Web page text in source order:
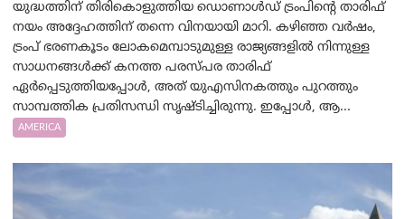
യുദ്ധത്തിന് തിരികൊളുത്തിയ ഡൊണാൾഡ് ട്രംപിന്റെ താരിഫ്
നയം അദ്ദേഹത്തിന് തന്നെ വിനയായി മാറി. കഴിഞ്ഞ വർഷം,
ട്രംപ് ഭരണകൂടം ലോകമെമ്പാടുമുള്ള രാജ്യങ്ങളിൽ നിന്നുള്ള
സാധനങ്ങൾക്ക് കനത്ത പരസ്പര താരിഫ്
ഏർപ്പെടുത്തിയപ്പോൾ, അത് യുഎസിനകത്തും പുറത്തും
സാമ്പത്തിക പ്രതിസന്ധി സൃഷ്ടിച്ചിരുന്നു. ഇപ്പോൾ, ആ...
AMERICA